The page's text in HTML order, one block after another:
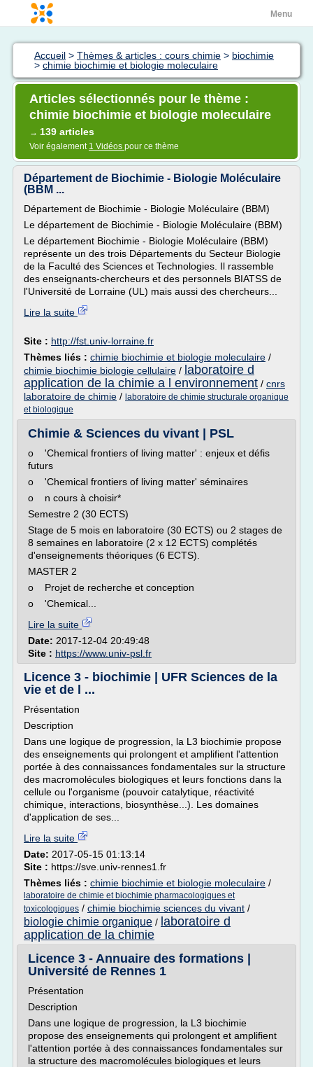
Menu
Accueil > Thèmes & articles : cours chimie > biochimie
> chimie biochimie et biologie moleculaire
Articles sélectionnés pour le thème :
chimie biochimie et biologie moleculaire
→ 139 articles
Voir également 1 Vidéos pour ce thème
Département de Biochimie - Biologie Moléculaire
(BBM ...
Département de Biochimie - Biologie Moléculaire (BBM)
Le département de Biochimie - Biologie Moléculaire (BBM)
Le département Biochimie - Biologie Moléculaire (BBM)
représente un des trois Départements du Secteur Biologie
de la Faculté des Sciences et Technologies. Il rassemble
des enseignants-chercheurs et des personnels BIATSS de
l'Université de Lorraine (UL) mais aussi des chercheurs...
Lire la suite
Site : http://fst.univ-lorraine.fr
Thèmes liés : chimie biochimie et biologie moleculaire /
chimie biochimie biologie cellulaire / laboratoire d
application de la chimie a l environnement / cnrs
laboratoire de chimie / laboratoire de chimie structurale organique
et biologique
Chimie & Sciences du vivant | PSL
o 'Chemical frontiers of living matter' : enjeux et défis
futurs
o 'Chemical frontiers of living matter' séminaires
o n cours à choisir*
Semestre 2 (30 ECTS)
Stage de 5 mois en laboratoire (30 ECTS) ou 2 stages de
8 semaines en laboratoire (2 x 12 ECTS) complétés
d'enseignements théoriques (6 ECTS).
MASTER 2
o Projet de recherche et conception
o 'Chemical...
Lire la suite
Date: 2017-12-04 20:49:48
Site : https://www.univ-psl.fr
Licence 3 - biochimie | UFR Sciences de la
vie et de l ...
Présentation
Description
Dans une logique de progression, la L3 biochimie propose
des enseignements qui prolongent et amplifient l'attention
portée à des connaissances fondamentales sur la structure
des macromolécules biologiques et leurs fonctions dans la
cellule ou l'organisme (pouvoir catalytique, réactivité
chimique, interactions, biosynthèse...). Les domaines
d'application de ses...
Lire la suite
Date: 2017-05-15 01:13:14
Site : https://sve.univ-rennes1.fr
Thèmes liés : chimie biochimie et biologie moleculaire /
laboratoire de chimie et biochimie pharmacologiques et
toxicologiques / chimie biochimie sciences du vivant /
biologie chimie organique / laboratoire d
application de la chimie
Licence 3 - Annuaire des formations |
Université de Rennes 1
Présentation
Description
Dans une logique de progression, la L3 biochimie
propose des enseignements qui prolongent et amplifient
l'attention portée à des connaissances fondamentales sur
la structure des macromolécules biologiques et leurs